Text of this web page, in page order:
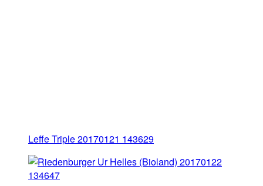
Leffe Triple 20170121 143629